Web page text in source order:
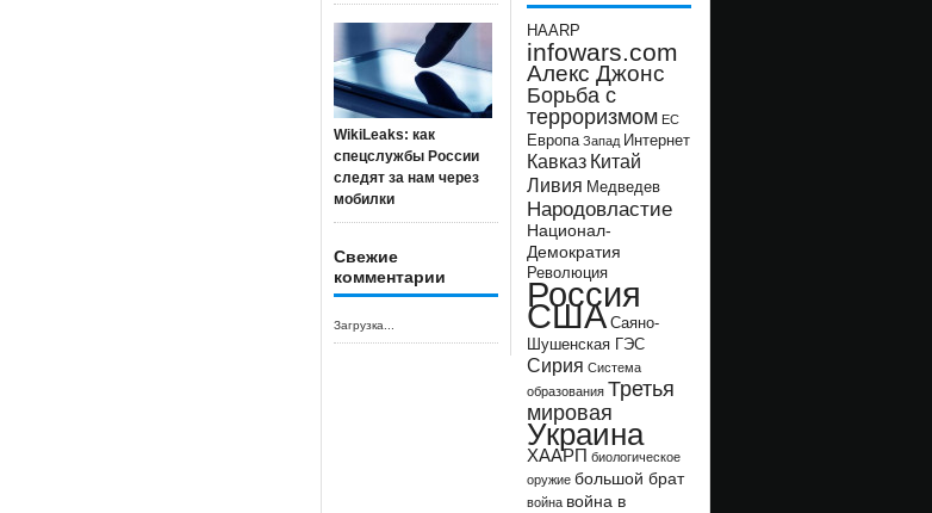
WikiLeaks: как
спецслужбы России
следят за нам через
мобилки
Свежие
комментарии
Загрузка...
HAARP
infowars.com
Алекс Джонс
Борьба с
терроризмом ЕС
Европа Запад Интернет
Кавказ Китай
Ливия Медведев
Народовластие
Национал-
Демократия
Революция
Россия
США Саяно-
Шушенская ГЭС
Сирия Система
образования Третья
мировая
Украина
ХААРП биологическое
оружие большой брат
война война в